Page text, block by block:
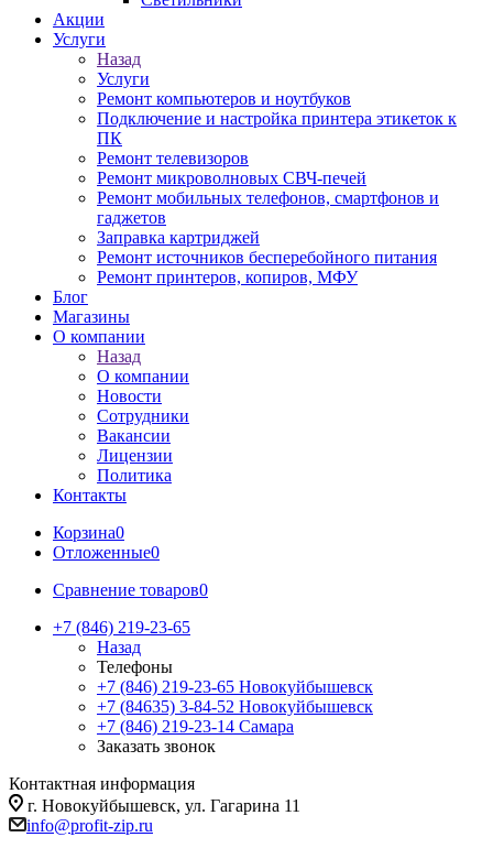
Акции
Услуги
Назад
Услуги
Ремонт компьютеров и ноутбуков
Подключение и настройка принтера этикеток к
ПК
Ремонт телевизоров
Ремонт микроволновых СВЧ-печей
Ремонт мобильных телефонов, смартфонов и
гаджетов
Заправка картриджей
Ремонт источников бесперебойного питания
Ремонт принтеров, копиров, МФУ
Блог
Магазины
О компании
Назад
О компании
Новости
Сотрудники
Вакансии
Лицензии
Политика
Контакты
Корзина0
Отложенные0
Сравнение товаров0
+7 (846) 219-23-65
Назад
Телефоны
+7 (846) 219-23-65 Новокуйбышевск
+7 (84635) 3-84-52 Новокуйбышевск
+7 (846) 219-23-14 Самара
Заказать звонок
Контактная информация
г. Новокуйбышевск, ул. Гагарина 11
info@profit-zip.ru